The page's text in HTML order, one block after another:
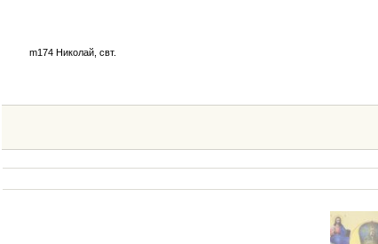
m174 Николай, свт.